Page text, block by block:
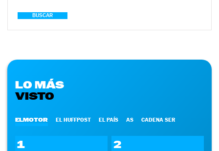
BUSCAR
LO MÁS
VISTO
ELMOTOR EL HUFFPOST EL PAÍS AS CADENA SER
1 2